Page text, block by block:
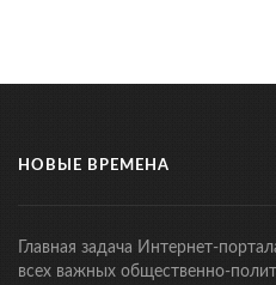
НОВЫЕ ВРЕМЕНА
Главная задача Интернет-
всех важных общественно-